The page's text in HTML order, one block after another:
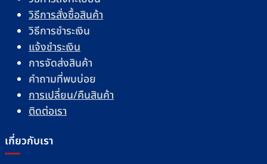
วิธีการสั่งซื้อสินค้า
วิธีการชำระเงิน
แจ้งชำระเงิน
การจัดส่งสินค้า
คำถามที่พบบ่อย
การเปลี่ยน/คืนสินค้า
ติดต่อเรา
เกี่ยวกับเรา